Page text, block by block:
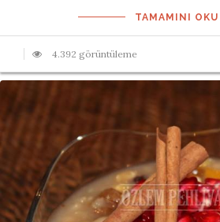
TAMAMINI OKU
4.392 görüntüleme